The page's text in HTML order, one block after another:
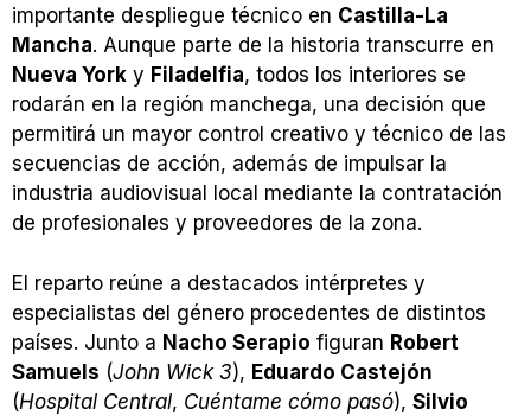
importante despliegue técnico en Castilla-La
Mancha. Aunque parte de la historia transcurre en
Nueva York y Filadelfia, todos los interiores se
rodarán en la región manchega, una decisión que
permitirá un mayor control creativo y técnico de las
secuencias de acción, además de impulsar la
industria audiovisual local mediante la contratación
de profesionales y proveedores de la zona.
El reparto reúne a destacados intérpretes y
especialistas del género procedentes de distintos
países. Junto a Nacho Serapio figuran Robert
Samuels (John Wick 3), Eduardo Castejón
(Hospital Central, Cuéntame cómo pasó), Silvio